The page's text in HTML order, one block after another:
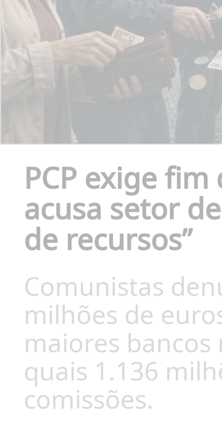
PCP exige
acusa setor
de recursos”
Comunistas
milhões de
maiores
quais 1.136
comissões.